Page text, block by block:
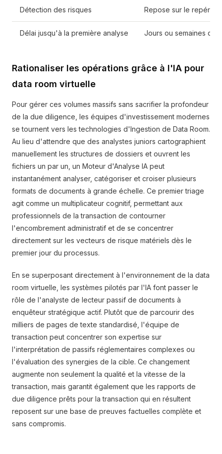
Détection des risques Repose sur le
Délai jusqu'à la première analyse Jours ou semaines de
Rationaliser les opérations grâce à l'IA pour
data room virtuelle
Pour gérer ces volumes massifs sans sacrifier la profondeur
de la due diligence, les équipes d'investissement modernes
se tournent vers les technologies d'Ingestion de Data Room.
Au lieu d'attendre que des analystes juniors cartographient
manuellement les structures de dossiers et ouvrent les
fichiers un par un, un Moteur d'Analyse IA peut
instantanément analyser, catégoriser et croiser plusieurs
formats de documents à grande échelle. Ce premier triage
agit comme un multiplicateur cognitif, permettant aux
professionnels de la transaction de contourner
l'encombrement administratif et de se concentrer
directement sur les vecteurs de risque matériels dès le
premier jour du processus.
En se superposant directement à l'environnement de la data
room virtuelle, les systèmes pilotés par l'IA font passer le
rôle de l'analyste de lecteur passif de documents à
enquêteur stratégique actif. Plutôt que de parcourir des
milliers de pages de texte standardisé, l'équipe de
transaction peut concentrer son expertise sur
l'interprétation de passifs réglementaires complexes ou
l'évaluation des synergies de la cible. Ce changement
augmente non seulement la qualité et la vitesse de la
transaction, mais garantit également que les rapports de
due diligence prêts pour la transaction qui en résultent
reposent sur une base de preuves factuelles complète et
sans compromis.